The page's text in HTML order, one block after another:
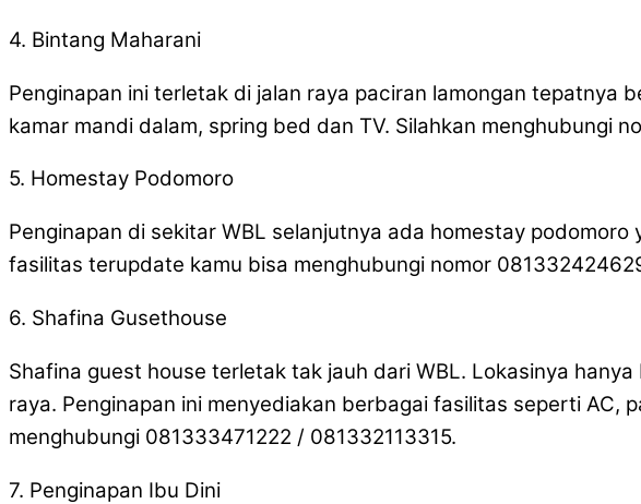
4. Bintang Maharani
Penginapan ini terletak di jalan raya paciran lamongan tepatnya
kamar mandi dalam, spring bed dan TV. Silahkan menghubungi
5. Homestay Podomoro
Penginapan di sekitar WBL selanjutnya ada homestay
fasilitas terupdate kamu bisa menghubungi nomor
6. Shafina Gusethouse
Shafina guest house terletak tak jauh dari WBL. Lokasinya
raya. Penginapan ini menyediakan berbagai fasilitas seperti AC,
menghubungi 081333471222 / 081332113315.
7. Penginapan Ibu Dini